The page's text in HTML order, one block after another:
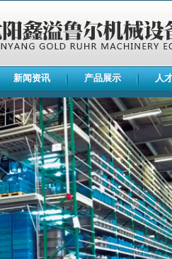
新闻资讯 产品展示 人